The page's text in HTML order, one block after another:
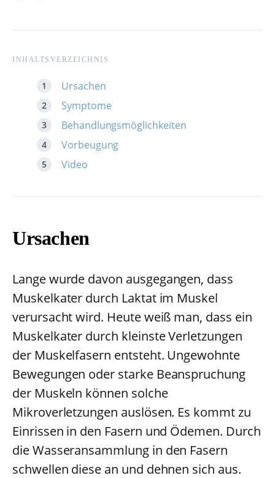
INHALTSVERZEICHNIS
Ursachen
Symptome
Behandlungsmöglichkeiten
Vorbeugung
Video
Ursachen
Lange wurde davon ausgegangen, dass
Muskelkater durch Laktat im Muskel
verursacht wird. Heute weiß man, dass ein
Muskelkater durch kleinste Verletzungen
der Muskelfasern entsteht. Ungewohnte
Bewegungen oder starke Beanspruchung
der Muskeln können solche
Mikroverletzungen auslösen. Es kommt zu
Einrissen in den Fasern und Ödemen. Durch
die Wasseransammlung in den Fasern
schwellen diese an und dehnen sich aus.